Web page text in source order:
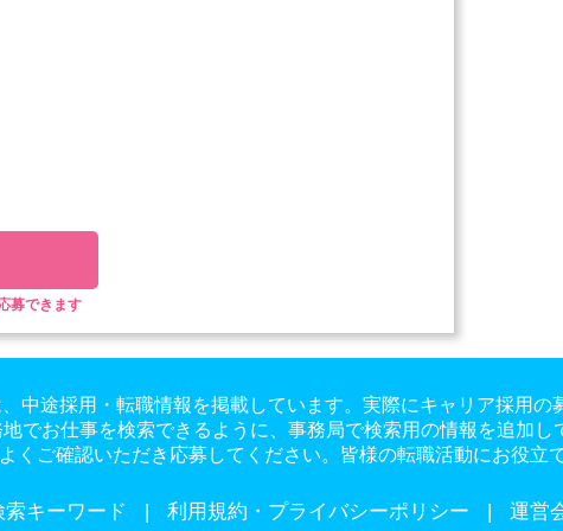
募できます
中途採用・転職情報を掲載しています。実際にキャリア採用の
でお仕事を検索できるように、事務局で検索用の情報を追加し
くご確認いただき応募してください。皆様の転職活動にお役立
索キーワード 利用規約・プライバシーポリシー 運営